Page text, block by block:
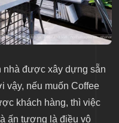
nhà được xây dựng sẵn
vậy, nếu muốn Coffee
khách hàng, thì việc
ấn tượng là điều vô